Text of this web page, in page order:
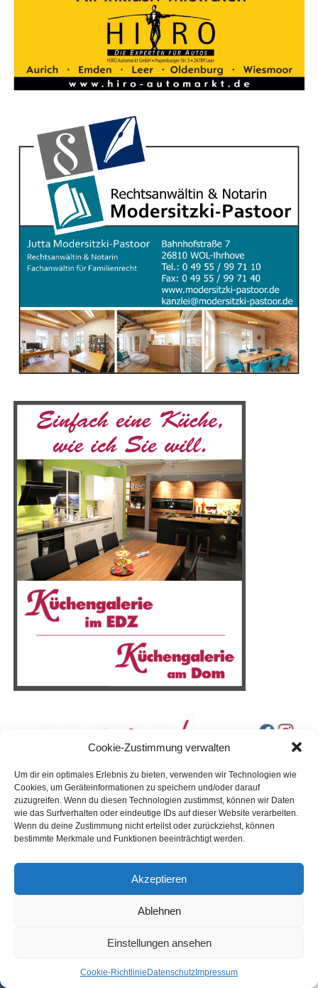
Cookie-Zustimmung verwalten
Um dir ein optimales Erlebnis zu bieten, verwenden wir Technologien wie
Cookies, um Geräteinformationen zu speichern und/oder darauf
zuzugreifen. Wenn du diesen Technologien zustimmst, können wir Daten
wie das Surfverhalten oder eindeutige IDs auf dieser Website verarbeiten.
Wenn du deine Zustimmung nicht erteilst oder zurückziehst, können
bestimmte Merkmale und Funktionen beeinträchtigt werden.
Akzeptieren
Ablehnen
Einstellungen ansehen
Coo­kie-Richt­li­nie Daten­schutz Impres­sum
SHARE TWEET
UPDATE: Wohn­haus­brand in Ihr­ho­ve – Ursa­che
unklar, Lüde­weg vor­sorg­lich gesperrt!
Nach dem Groß­ein­satz der Feu­er­weh­ren im Lüde­weg
liegt nun die offi­zi­el­le Mel­dung der Poli­zei Leer/Emden
vor:
ter Ursa­che aus. Glück im Unglück: Der 31-jäh­ri­ge
Bewoh­ner befand sich zum Brand­aus­bruch nicht im
Gebäu­de. Auch wei­te­re Per­so­nen wur­den im Haus nicht
angetroffen.
Ach­tung Ver­kehrs­teil­neh­mer:Der Lüde­weg ist im
betrof­fe­nen Bereich aktu­ell vor­sorg­lich gesperrt! Es
besteht die Gefahr, dass der Gie­bel des beschä­dig­ten
Hau­ses auf die Fahr­bahn stürzt.
Der ent­stan­de­ne Sach­scha­den wird von der Poli­zei vor­
läu­fig im unte­ren sechs­stel­li­gen Bereich geschätzt. Die
Ermitt­lun­gen zur Ursa­che laufen.